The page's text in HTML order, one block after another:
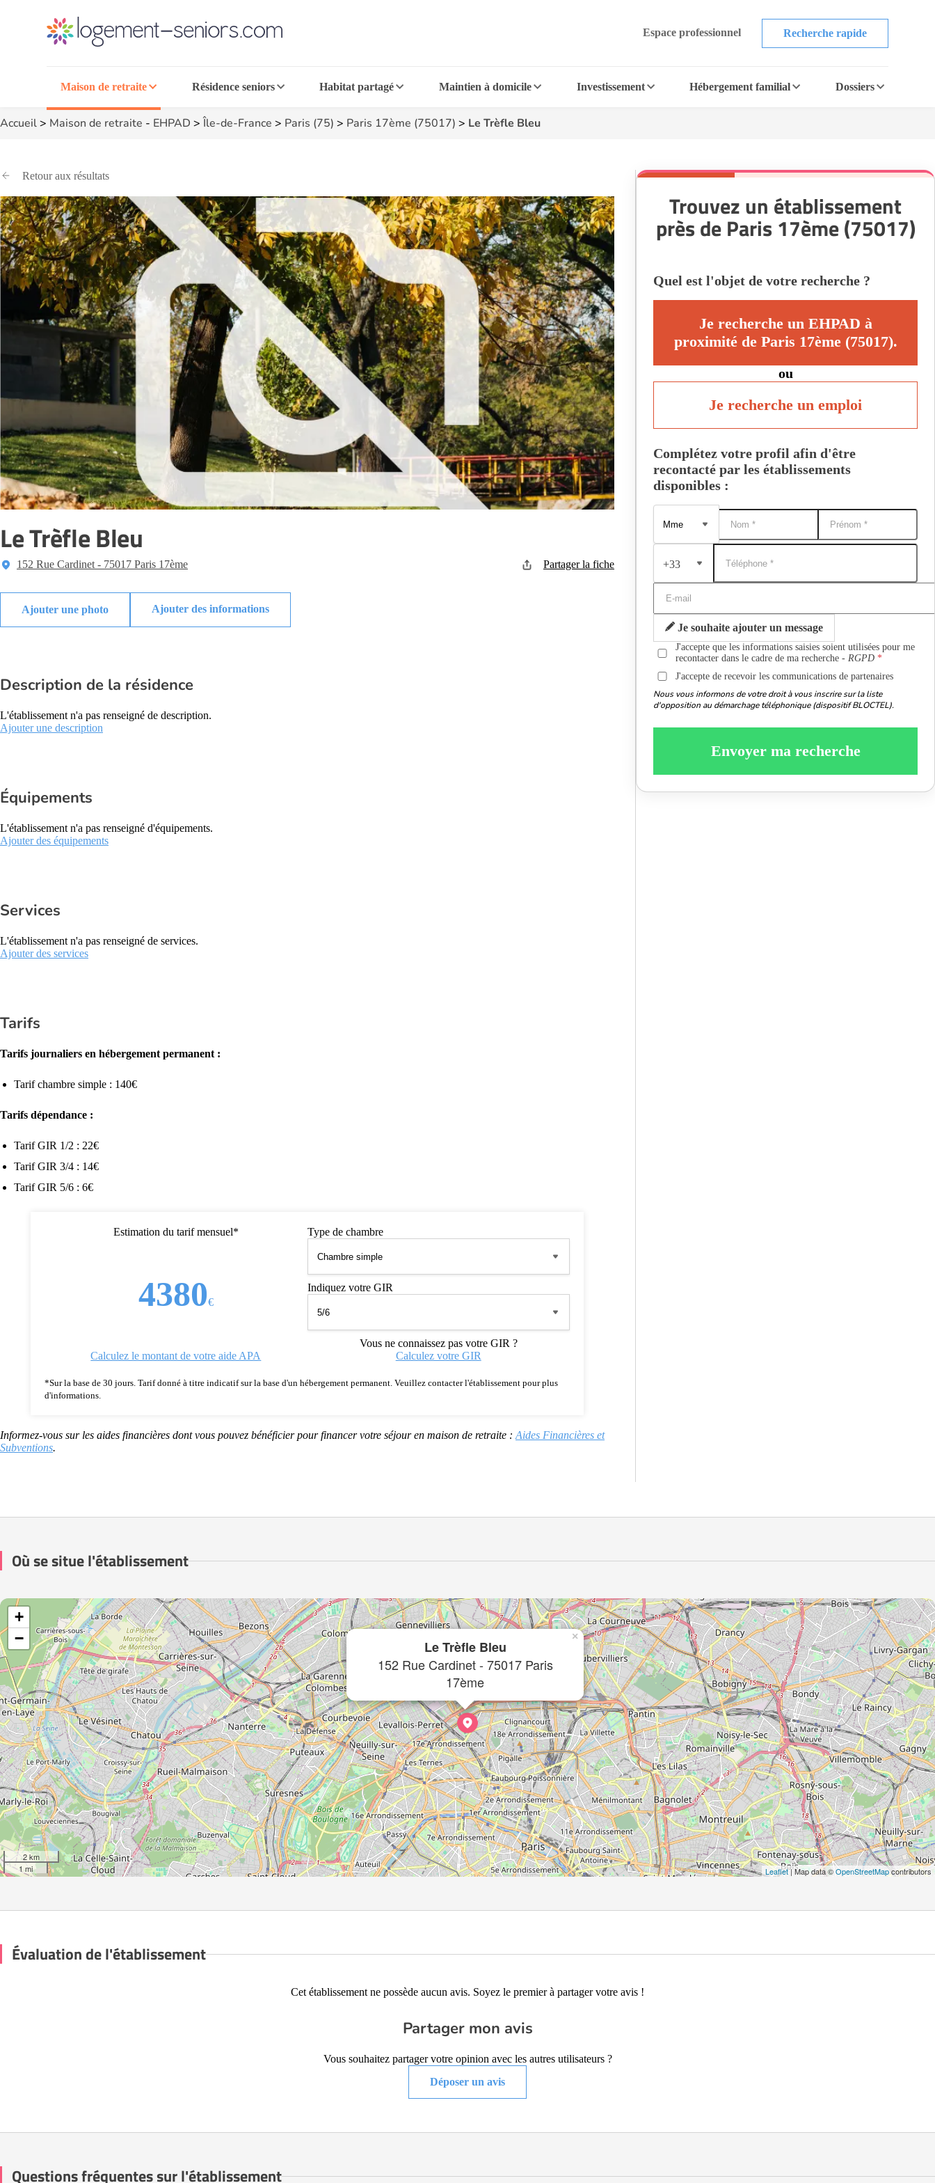
Espace professionnel Recherche rapide
Maison de retraite Résidence seniors Habitat partagé Maintien à domicile Investissement Hébergement familial Dossiers
Accueil> Maison de retraite - EHPAD > Île-de-France > Paris (75) > Paris 17ème (75017) > Le Trèfle Bleu
Retour aux résultats
Le Trèfle Bleu
152 Rue Cardinet - 75017 Paris 17ème Partager la fiche
Ajouter des informations
Description de la résidence
L'établissement n'a pas renseigné de description.
Ajouter une description
Équipements
L'établissement n'a pas renseigné d'équipements.
Ajouter des équipements
Services
L'établissement n'a pas renseigné de services.
Ajouter des services
Tarifs
Tarifs journaliers en hébergement permanent :
Tarif chambre simple : 140€
Tarifs dépendance :
Tarif GIR 1/2 : 22€
Tarif GIR 3/4 : 14€
Tarif GIR 5/6 : 6€
Estimation du tarif mensuel*
4380€
Calculez le montant de votre aide APA
Type de chambre
Indiquez votre GIR
Vous ne connaissez pas votre GIR ?
Calculez votre GIR
*Sur la base de 30 jours. Tarif donné à titre indicatif sur la base d'un hébergement permanent. Veuillez contacter l'établissement pour plus
d'informations.
Informez-vous sur les aides financières dont vous pouvez bénéficier pour financer votre séjour en maison de retraite : Aides Financières et
Subventions.
Trouvez un établissement
près de Paris 17ème (75017)
Quel est l'objet de votre recherche ?
Je recherche un EHPAD à
proximité de Paris 17ème (75017).
ou
Je recherche un emploi
Complétez votre profil afin d'être
recontacté par les établissements
disponibles :
+33
Je souhaite ajouter un message
J'accepte que les informations saisies soient utilisées pour me
recontacter dans le cadre de ma recherche -RGPD
J'accepte de recevoir les communications de partenaires
Nous vous informons de votre droit à vous inscrire sur la liste
d'opposition au démarchage téléphonique (dispositif BLOCTEL).
Envoyer ma recherche
Où se situe l'établissement
Le Trèfle Bleu
152 Rue Cardinet - 75017 Paris
17ème
×
+
−
2 km
1 mi
Leaflet| Map data ©OpenStreetMapcontributors
Évaluation de l'établissement
Cet établissement ne possède aucun avis. Soyez le premier à partager votre avis !
Partager mon avis
Vous souhaitez partager votre opinion avec les autres utilisateurs ?
Déposer un avis
Questions fréquentes sur l'établissement